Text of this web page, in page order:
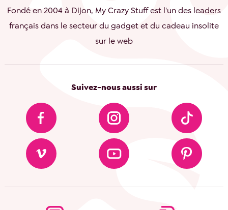
Fondé en 2004 à Dijon, My Crazy Stuff est l'un des leaders
français dans le secteur du gadget et du cadeau insolite
sur le web
Suivez-nous aussi sur